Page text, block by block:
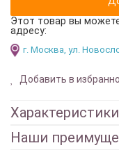
Этот товар вы
адресу:
г. Москва, ул.
Добавить в
Характеристики
Наши